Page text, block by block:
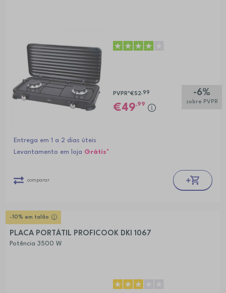
-6%
sobre PVPR
PVPR*€52 ,99
49,99
Entrega em 1 a 2 dias úteis
Levantamento em loja Grátis*
comparar
-10% em talão
PLACA PORTÁTIL PROFICOOK DKI 1067
Potência 3500 W